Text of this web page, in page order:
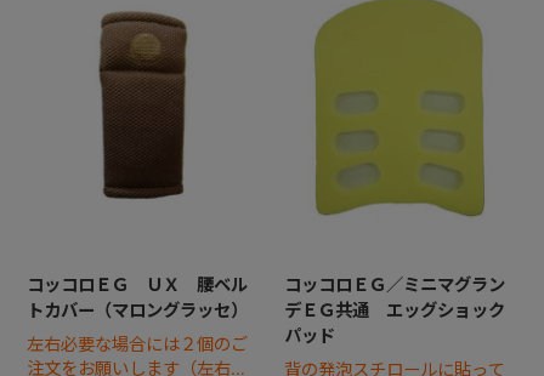
コッコロＥＧ ＵＸ 腰ベル
トカバー（マロングラッセ）
左右必要な場合には２個のご
注文をお願いします（左右共
コッコロＥＧ／ミニマグラン
デＥＧ共通 エッグショック
パッド
背の発泡スチロールに貼って